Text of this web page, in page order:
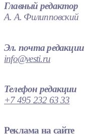
Главный редактор
А. А. Филипповский
Эл. почта редакции
info@vesti.ru
Телефон редакции
+7 495 232 63 33
Реклама на сайте